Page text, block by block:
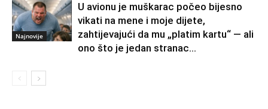
Najnovije
U avionu je muškarac počeo bijesno
vikati na mene i moje dijete,
zahtijevajući da mu „platim kartu“ — ali
ono što je jedan stranac...